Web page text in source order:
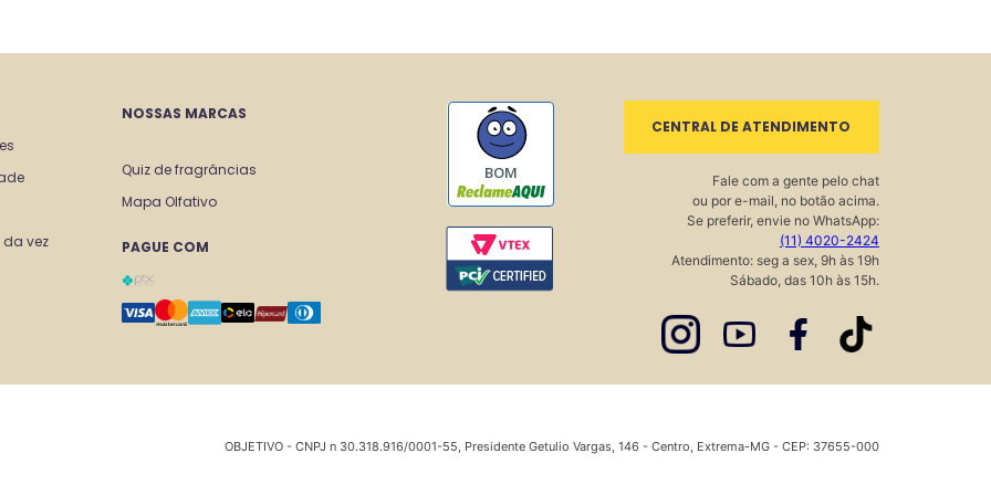
da vez
NOSSAS MARCAS
Quiz de fragrâncias
Mapa Olfativo
PAGUE COM
BOM
CENTRAL DE ATENDIMENTO
Fale com a gente pelo chat
ou por e-mail, no botão acima.
Se preferir, envie no WhatsApp:
(11) 4020-2424
Atendimento: seg a sex, 9h às 19h
Sábado, das 10h às 15h.
OBJETIVO - CNPJ n 30.318.916/0001-55, Presidente Getulio Vargas, 146 - Centro, Extrema-MG - CEP: 37655-000